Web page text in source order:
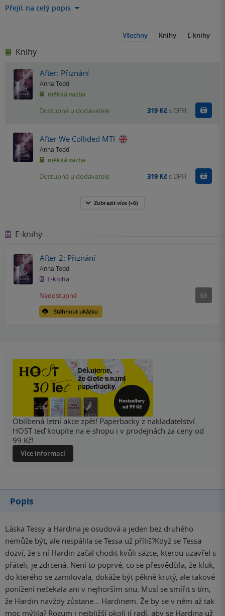
Přejít na celý popis
Všechny Knihy E-knihy
Knihy
After: Přiznání
Anna Todd
měkká vazba
Dostupné u dodavatele 319 Kč s DPH
After We Collided MTI
Anna Todd
měkká vazba
Dostupné u dodavatele 319 Kč s DPH
Zobrazit více (+6)
E-knihy
After 2: Přiznání
Anna Todd
E-kniha
Stáhnout ukázku
Nedostupné
Oblíbená letní akce zpět! Paperbacky z nakladatelství
HOST teď koupíte na e-shopu i v prodejnách za ceny od
99 Kč!
Více informací
Popis
Láska Tessy a Hardina je osudová a jeden bez druhého
nemůže být, ale nespálila se Tessa už příliš?Když se Tessa
dozví, že s ní Hardin začal chodit kvůli sázce, kterou uzavřel s
přáteli, je zdrcená. Není to poprvé, co se přesvědčila, že kluk,
do kterého se zamilovala, dokáže být pěkně krutý, ale takové
ponížení nečekala ani v nejhorším snu. Musí se smířit s tím,
že Hardin navždy zůstane... Hardinem. Že by se v něm až tak
moc mýlila? Rozum i nejbližší okolí jí radí, aby se Hardina už